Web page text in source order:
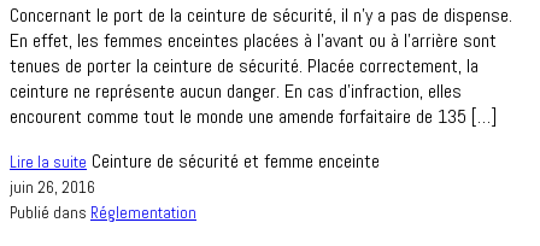
Concernant le port de la ceinture de sécurité, il n’y a pas de dispense.
En effet, les femmes enceintes placées à l’avant ou à l’arrière sont
tenues de porter la ceinture de sécurité. Placée correctement, la
ceinture ne représente aucun danger. En cas d’infraction, elles
encourent comme tout le monde une amende forfaitaire de 135 […]
Lire la suite Ceinture de sécurité et femme enceinte
juin 26, 2016
Publié dans Réglementation